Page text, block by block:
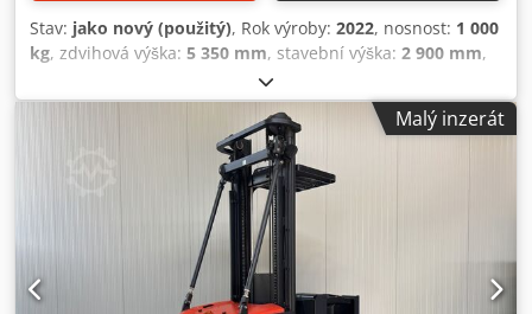
Stav: jako nový (použitý), Rok výroby: 2022, nosnost: 1 000
kg, zdvihová výška: 5 350 mm, stavební výška: 2 900 mm,
, typ paliva:
stožáru:duplex, Výrobce + model: LINDE V 10 / Sloup:
2W5350 ID: 26083.5198 Kategorie: Ukázkový model Sloup:
2W Výška ve spuštěném stavu: 2900 mm Výška zdvihu:
5350 mm Nosnost: 1000 kg Výška plošiny: 4750 mm Stav:
Použitý Šířka kabiny: 1200 mm Rok výroby: 22 Provozní
hodiny: 1033 hodin Napětí baterie: 24 V / 930 Ah Výbava:
Kompletní výbava!! – DVOJITÉ řízení!!!! - Speciální
bezpečnostní zábradlí!! - Nastavitelné vidlice!
Cedpfezrnyasx Am Eerf - 2 x modré bodové světlo
Malý inzerát